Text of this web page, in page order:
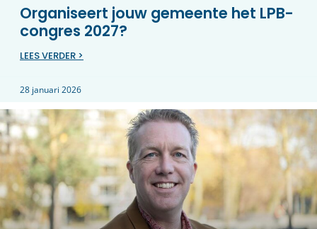
Organiseert jouw gemeente het LPB-
congres 2027?
LEES VERDER >
28 januari 2026